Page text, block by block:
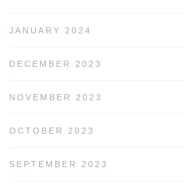
JANUARY 2024
DECEMBER 2023
NOVEMBER 2023
OCTOBER 2023
SEPTEMBER 2023